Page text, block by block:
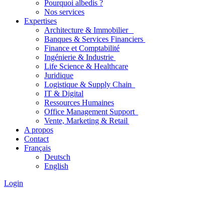
Pourquoi albedis ?
Nos services
Expertises
Architecture & Immobilier
Banques & Services Financiers
Finance et Comptabilité
Ingénierie & Industrie
Life Science & Healthcare
Juridique
Logistique & Supply Chain
IT & Digital
Ressources Humaines
Office Management Support
Vente, Marketing & Retail
A propos
Contact
Français
Deutsch
English
Login